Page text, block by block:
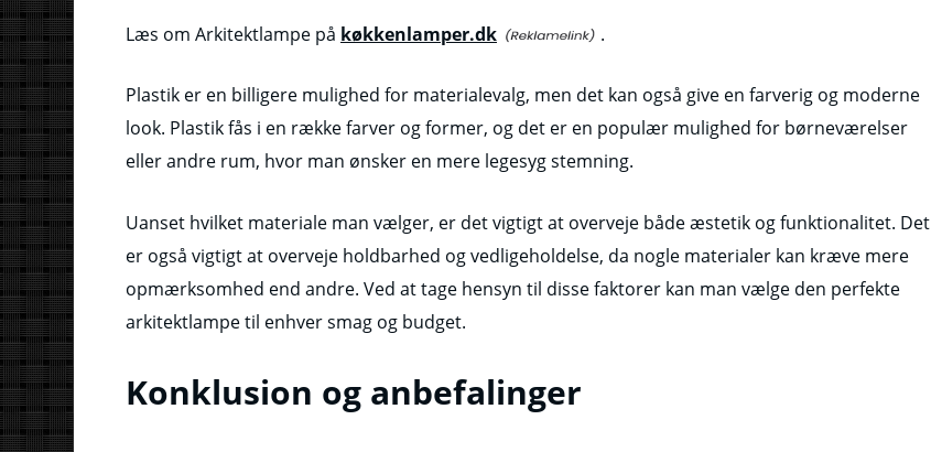
Læs om Arkitektlampe på køkkenlamper.dk .
Plastik er en billigere mulighed for materialevalg, men det kan også give en farverig og moderne
look. Plastik fås i en række farver og former, og det er en populær mulighed for børneværelser
eller andre rum, hvor man ønsker en mere legesyg stemning.
Uanset hvilket materiale man vælger, er det vigtigt at overveje både æstetik og funktionalitet. Det
er også vigtigt at overveje holdbarhed og vedligeholdelse, da nogle materialer kan kræve mere
opmærksomhed end andre. Ved at tage hensyn til disse faktorer kan man vælge den perfekte
arkitektlampe til enhver smag og budget.
Konklusion og anbefalinger